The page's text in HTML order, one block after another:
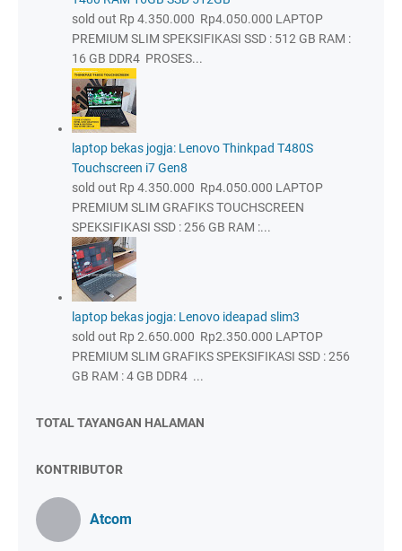
sold out Rp 4.350.000 Rp4.050.000 LAPTOP
PREMIUM SLIM SPEKSIFIKASI SSD : 512 GB RAM :
16 GB DDR4 PROSES...
laptop bekas jogja: Lenovo Thinkpad T480S
Touchscreen i7 Gen8
sold out Rp 4.350.000 Rp4.050.000 LAPTOP
PREMIUM SLIM GRAFIKS TOUCHSCREEN
SPEKSIFIKASI SSD : 256 GB RAM :...
laptop bekas jogja: Lenovo ideapad slim3
sold out Rp 2.650.000 Rp2.350.000 LAPTOP
PREMIUM SLIM GRAFIKS SPEKSIFIKASI SSD : 256
GB RAM : 4 GB DDR4 ...
TOTAL TAYANGAN HALAMAN
KONTRIBUTOR
Atcom